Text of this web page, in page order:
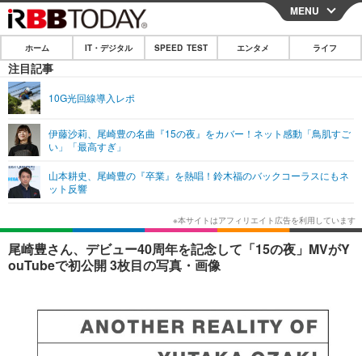
CLOSE
ホーム
IT・デジタル
ネタ
ショッピング その他
SPEED TEST
エンタメ
エンタメTOP
韓国・芸能
音楽 スポーツ
ショッピング その他
ライフ
ライフTOP グルメ
ペット ショッピング
リリース一覧
プッシュ通知の停止方法
MENU
ホーム IT・デジタル SPEED TEST エンタメ ライフ
注目記事
10G光回線導入レポ
伊藤沙莉、尾崎豊の名曲『15の夜』をカバー！ネット感動「鳥肌すご
い」「最高すぎ」
山本耕史、尾崎豊の『卒業』を熱唱！鈴木福のバックコーラスにもネ
ット反響
尾崎豊さん、デビュー40周年を記念して「15の夜」MVがY
ouTubeで初公開 3枚目の写真・画像